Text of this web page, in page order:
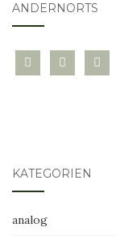
ANDERNORTS
bloglovininstagramtwitter
KATEGORIEN
analog